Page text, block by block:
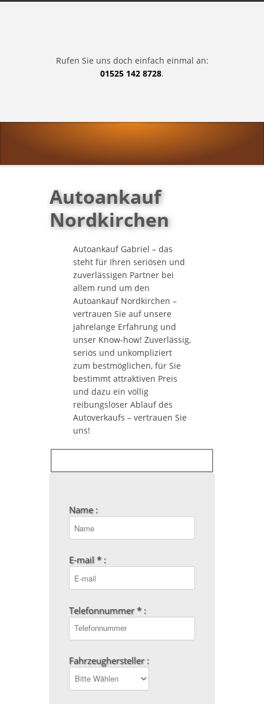
Rufen Sie uns doch einfach einmal an:
01525 142 8728.
Autoankauf
Nordkirchen
Autoankauf Gabriel – das
steht für Ihren seriösen und
zuverlässigen Partner bei
allem rund um den
Autoankauf Nordkirchen –
vertrauen Sie auf unsere
jahrelange Erfahrung und
unser Know-how! Zuverlässig,
seriös und unkompliziert
zum bestmöglichen, für Sie
bestimmt attraktiven Preis
und dazu ein völlig
reibungsloser Ablauf des
Autoverkaufs – vertrauen Sie
uns!
Name :
E-mail * :
Telefonnummer * :
Fahrzeughersteller :